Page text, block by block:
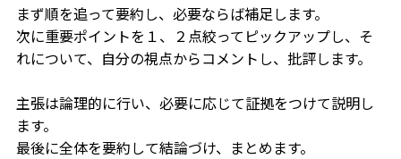
まず順を追って要約し、必要ならば補足します。
次に重要ポイントを１、２点絞ってピックアップし、そ
れについて、自分の視点からコメントし、批評します。
主張は論理的に行い、必要に応じて証拠をつけて説明し
ます。
最後に全体を要約して結論づけ、まとめます。